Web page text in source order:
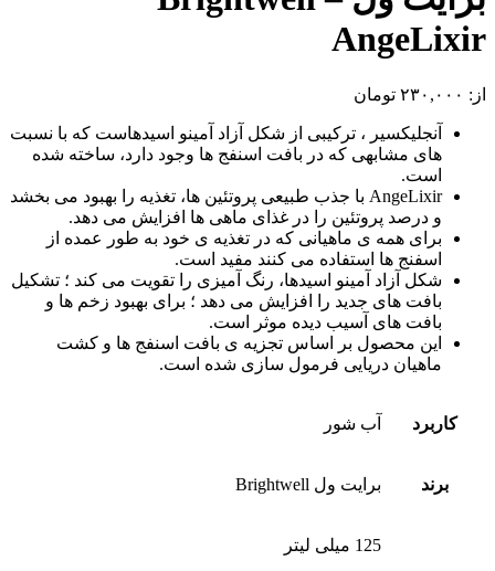
AngeLixir
از: ۲۳۰,۰۰۰ تومان
آنجلیکسیر ، ترکیبی از شکل آزاد آمینو اسیدهاست که با نسبت
های مشابهی که در بافت اسنفج ها وجود دارد، ساخته شده
است.
AngeLixir با جذب طبیعی پروتئین ها، تغذیه را بهبود می بخشد
و درصد پروتئین را در غذای ماهی ها افزایش می دهد.
برای همه ی ماهیانی که در تغذیه ی خود به طور عمده از
اسفنج ها استفاده می کنند مفید است.
شکل آزاد آمینو اسیدها، رنگ آمیزی را تقویت می کند ؛ تشکیل
بافت های جدید را افزایش می دهد ؛ برای بهبود زخم ها و
بافت های آسیب دیده موثر است.
این محصول بر اساس تجزیه ی بافت اسنفج ها و کشت
ماهیان دریایی فرمول سازی شده است.
کاربرد آب شور
برند برایت ول Brightwell
125 میلی لیتر